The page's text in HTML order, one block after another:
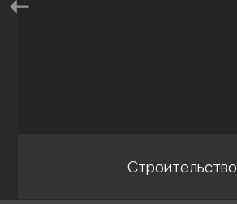
Строительство